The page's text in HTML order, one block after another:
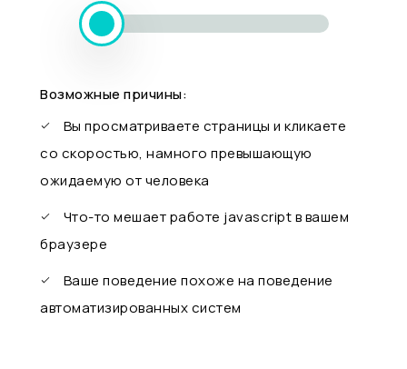
Возможные причины:
Вы просматриваете страницы и кликаете
со скоростью, намного превышающую
ожидаемую от человека
Что-то мешает работе javascript в вашем
браузере
Ваше поведение похоже на поведение
автоматизированных систем